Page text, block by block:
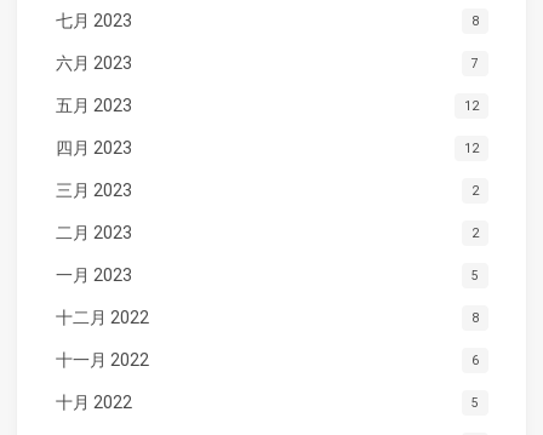
七月 2023 8
六月 2023 7
五月 2023 12
四月 2023 12
三月 2023 2
二月 2023 2
一月 2023 5
十二月 2022 8
十一月 2022 6
十月 2022 5